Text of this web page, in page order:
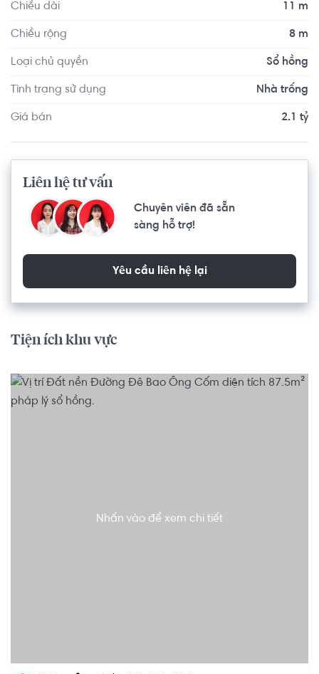
Chiều dài 11 m
Chiều rộng 8 m
Loại chủ quyền Sổ hồng
Tình trạng sử dụng Nhà trống
Giá bán 2.1 tỷ
Liên hệ tư vấn
Chuyên viên đã sẵn
sàng hỗ trợ!
Yêu cầu liên hệ lại
Tiện ích khu vực
Nhấn vào để xem chi tiết